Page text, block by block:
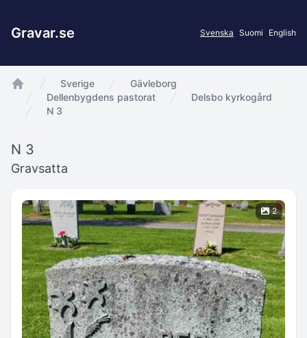
Gravar.se Svenska Suomi English
app.Start
Sverige
Gävleborg
Dellenbygdens pastorat
Delsbo kyrkogård
N 3
N 3
Gravsatta
2